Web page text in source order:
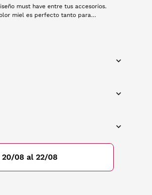
must have entre tus accesorios.
miel es perfecto tanto para
acetato recilclado es la
08 al 22/08